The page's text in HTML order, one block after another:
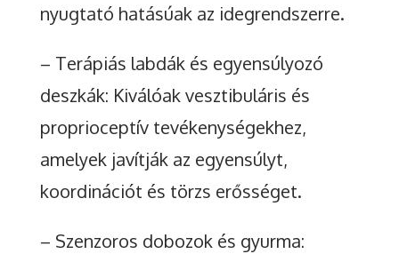
nyugtató hatásúak az idegrendszerre.
– Terápiás labdák és egyensúlyozó
deszkák: Kiválóak vesztibuláris és
proprioceptív tevékenységekhez,
amelyek javítják az egyensúlyt,
koordinációt és törzs erősséget.
– Szenzoros dobozok és gyurma: